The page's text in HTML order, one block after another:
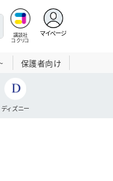
講談社
コクリコ
マイページ
保護者向け
ディズニー